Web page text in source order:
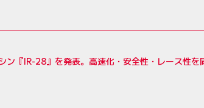
『IR-28』を発表。高速化・安全性・レース性を